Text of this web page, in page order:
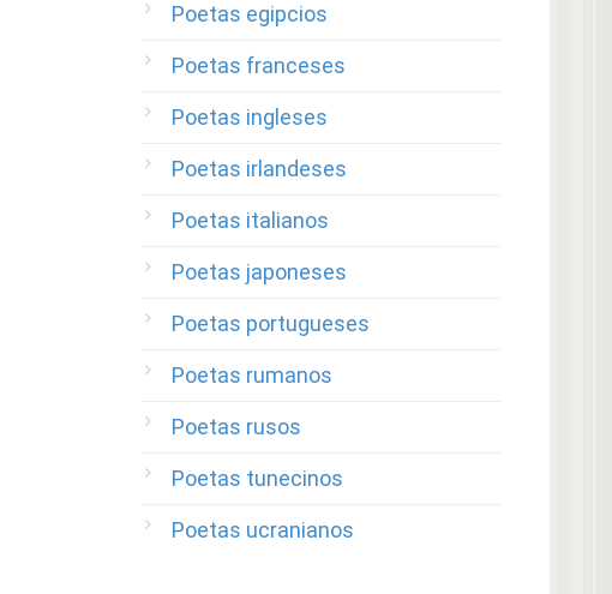
Poetas egipcios
Poetas franceses
Poetas ingleses
Poetas irlandeses
Poetas italianos
Poetas japoneses
Poetas portugueses
Poetas rumanos
Poetas rusos
Poetas tunecinos
Poetas ucranianos